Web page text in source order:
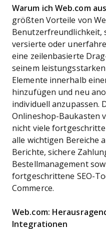
Warum ich Web.com
größten Vorteile von
Benutzerfreundlichkeit,
versierte oder
eine zeilenbasierte
seinem
Elemente innerhalb
hinzufügen und neu
individuell anzupassen.
Onlineshop-Baukasten
nicht viele
alle wichtigen Bereiche
Berichte, sichere
Bestellmanagement
fortgeschrittene SEO-
Commerce.
Web.com:
Integrationen